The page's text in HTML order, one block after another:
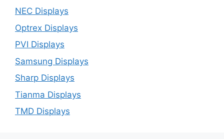
NEC Displays
Optrex Displays
PVI Displays
Samsung Displays
Sharp Displays
Tianma Displays
TMD Displays